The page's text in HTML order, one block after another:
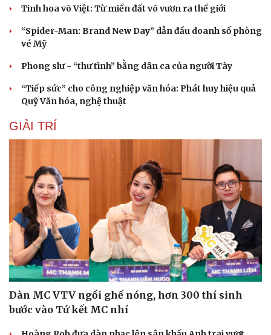
Tinh hoa võ Việt: Từ miền đất võ vươn ra thế giới
“Spider-Man: Brand New Day” dẫn đầu doanh số phòng
vé Mỹ
Phong slư - “thư tình” bằng dân ca của người Tày
“Tiếp sức” cho công nghiệp văn hóa: Phát huy hiệu quả
Quỹ Văn hóa, nghệ thuật
GIẢI TRÍ
Dàn MC VTV ngồi ghế nóng, hơn 300 thí sinh
bước vào Tứ kết MC nhí